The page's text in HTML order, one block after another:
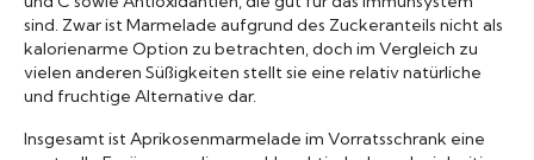
sind. Zwar ist Marmelade aufgrund des Zuckeranteils nicht als
kalorienarme Option zu betrachten, doch im Vergleich zu
vielen anderen Süßigkeiten stellt sie eine relativ natürliche
und fruchtige Alternative dar.
Insgesamt ist Aprikosenmarmelade im Vorratsschrank eine